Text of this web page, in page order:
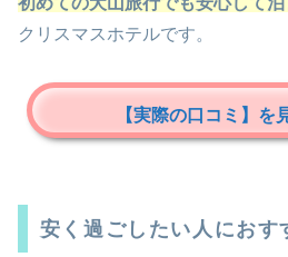
クリスマスホテルです。
【実際の口コミ】を
安く過ごしたい人におす